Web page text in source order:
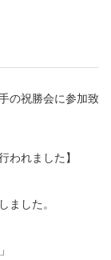
の祝勝会に参加致
われました】
ました。